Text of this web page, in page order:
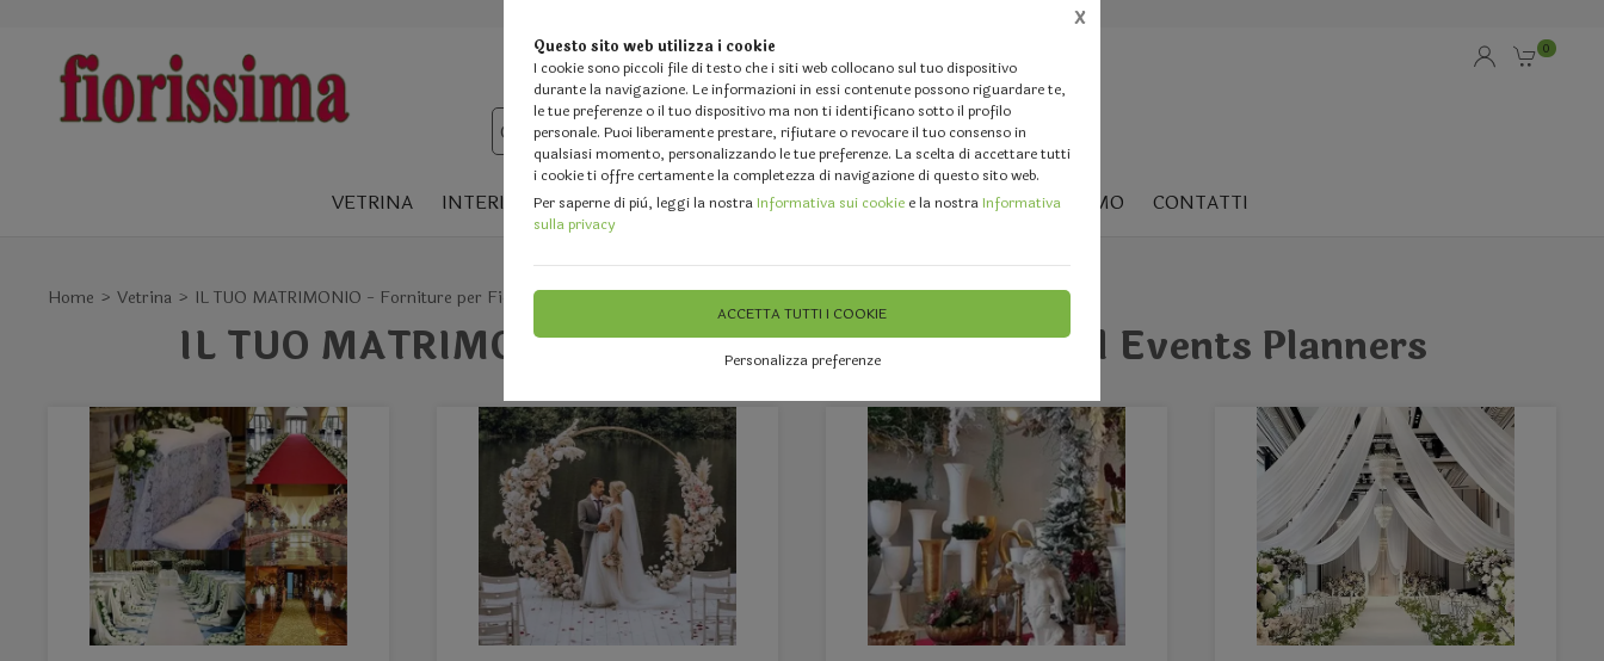
Questo sito web utilizza i cookie
I cookie sono piccoli file di testo che i siti web collocano sul tuo dispositivo
durante la navigazione. Le informazioni in essi contenute possono riguardare te,
le tue preferenze o il tuo dispositivo ma non ti identificano sotto il profilo
personale. Puoi liberamente prestare, rifiutare o revocare il tuo consenso in
qualsiasi momento, personalizzando le tue preferenze. La scelta di accettare tutti
i cookie ti offre certamente la completezza di navigazione di questo sito web.
Per saperne di più, leggi la nostraInformativa sui cookie e la nostraInformativa
sulla privacy
ACCETTA TUTTI I COOKIE
Personalizza preferenze
X
0
VETRINA INTERIOR DESIGN GALLERY DOVE SIAMO FEEDBACK CHI SIAMO CONTATTI
Home Vetrina IL TUO MATRIMONIO - Forniture per Fioristi ed Events Planners
IL TUO MATRIMONIO - Forniture per Fioristi ed Events Planners